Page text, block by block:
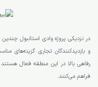
در نزدیکی پروژه وادی استانبول
و بازدیدکنندگان تجاری گزینه‌های
رفاهی بالا در این منطقه فعال
فراهم می‌کنند.